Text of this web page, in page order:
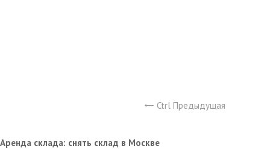
Ctrl Предыдущая
Аренда склада: снять склад в Москве